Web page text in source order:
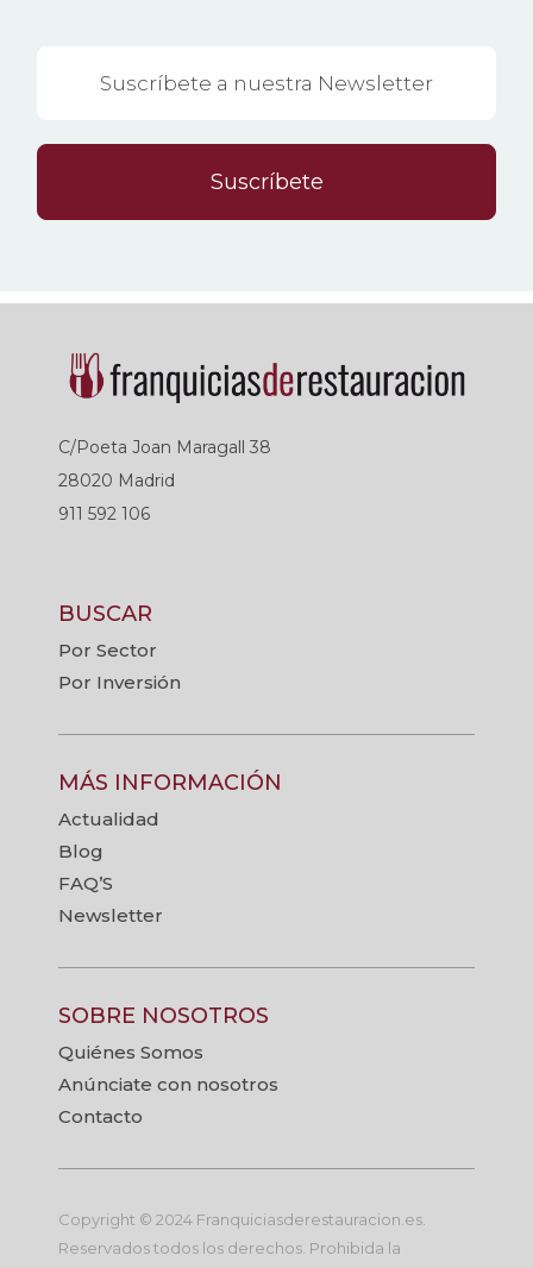
Suscríbete
C/Poeta Joan Maragall 38
28020 Madrid
911 592 106
BUSCAR
Por Sector
Por Inversión
MÁS INFORMACIÓN
Actualidad
Blog
FAQ’S
Newsletter
SOBRE NOSOTROS
Quiénes Somos
Anúnciate con nosotros
Contacto
Copyright © 2024 Franquiciasderestauracion.es.
Reservados todos los derechos. Prohibida la